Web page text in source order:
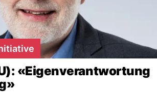
«Eigenverantwortung